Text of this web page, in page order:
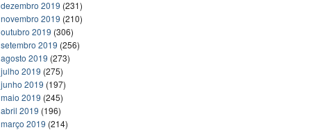
dezembro 2019 (231)
novembro 2019 (210)
outubro 2019 (306)
setembro 2019 (256)
agosto 2019 (273)
julho 2019 (275)
junho 2019 (197)
maio 2019 (245)
abril 2019 (196)
março 2019 (214)